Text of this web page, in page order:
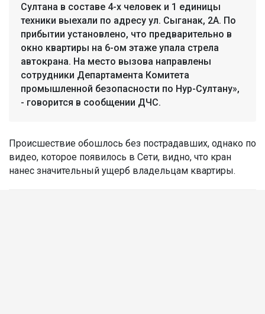
Султана в составе 4-х человек и 1 единицы
техники выехали по адресу ул. Сыганак, 2А. По
прибытии установлено, что предварительно в
окно квартиры на 6-ом этаже упала стрела
автокрана. На место вызова направлены
сотрудники Департамента Комитета
промышленной безопасности по Нур-Султану»,
- говорится в сообщении ДЧС.
Происшествие обошлось без пострадавших, однако по
видео, которое появилось в Сети, видно, что кран
нанес значительный ущерб владельцам квартиры.